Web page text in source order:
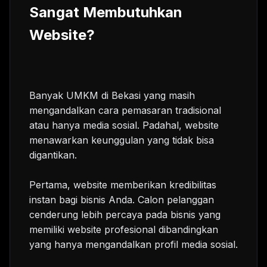
Sangat Membutuhkan
Website?
Banyak UMKM di Bekasi yang masih
mengandalkan cara pemasaran tradisional
atau hanya media sosial. Padahal, website
menawarkan keunggulan yang tidak bisa
digantikan.
Pertama, website memberikan kredibilitas
instan bagi bisnis Anda. Calon pelanggan
cenderung lebih percaya pada bisnis yang
memiliki website profesional dibandingkan
yang hanya mengandalkan profil media sosial.